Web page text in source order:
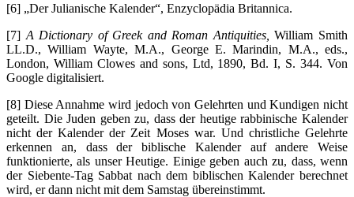
[6] „Der Julianische Kalender“, Enzyclopädia Britannica.
[7] A Dictionary of Greek and Roman Antiquities, William Smith
LL.D., William Wayte, M.A., George E. Marindin, M.A., eds.,
London, William Clowes and sons, Ltd, 1890, Bd. I, S. 344. Von
Google digitalisiert.
[8] Diese Annahme wird jedoch von Gelehrten und Kundigen nicht
geteilt. Die Juden geben zu, dass der heutige rabbinische Kalender
nicht der Kalender der Zeit Moses war. Und christliche Gelehrte
erkennen an, dass der biblische Kalender auf andere Weise
funktionierte, als unser Heutige. Einige geben auch zu, dass, wenn
der Siebente-Tag Sabbat nach dem biblischen Kalender berechnet
wird, er dann nicht mit dem Samstag übereinstimmt.